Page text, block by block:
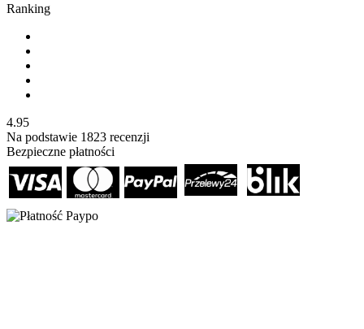
Ranking
4.95
Na podstawie 1823 recenzji
Bezpieczne płatności